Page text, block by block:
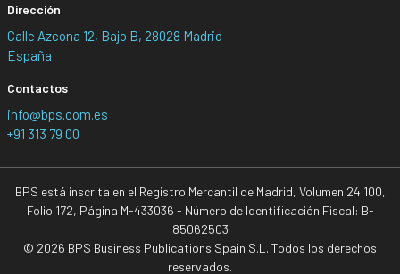
Dirección
Calle Azcona 12, Bajo B, 28028 Madrid
España
Contactos
info@bps.com.es
+91 313 79 00
BPS está inscrita en el Registro Mercantil de Madrid, Volumen 24.100,
Folio 172, Página M-433036 - Número de Identificación Fiscal: B-
85062503
© 2026 BPS Business Publications Spain S.L. Todos los derechos
reservados.